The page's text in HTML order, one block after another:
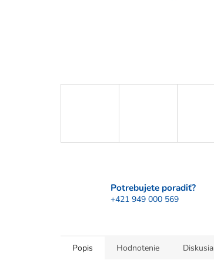
Potrebujete poradiť?
+421 949 000 569
Popis Hodnotenie Diskusia